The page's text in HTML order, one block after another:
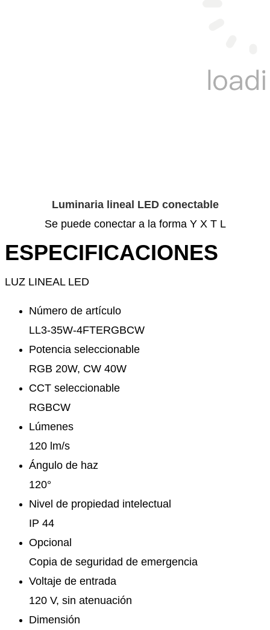
Luminaria lineal LED conectable
Se puede conectar a la forma Y X T L
ESPECIFICACIONES
LUZ LINEAL LED
Número de artículo
LL3-35W-4FTERGBCW
Potencia seleccionable
RGB 20W, CW 40W
CCT seleccionable
RGBCW
Lúmenes
120 lm/s
Ángulo de haz
120°
Nivel de propiedad intelectual
IP 44
Opcional
Copia de seguridad de emergencia
Voltaje de entrada
120 V, sin atenuación
Dimensión